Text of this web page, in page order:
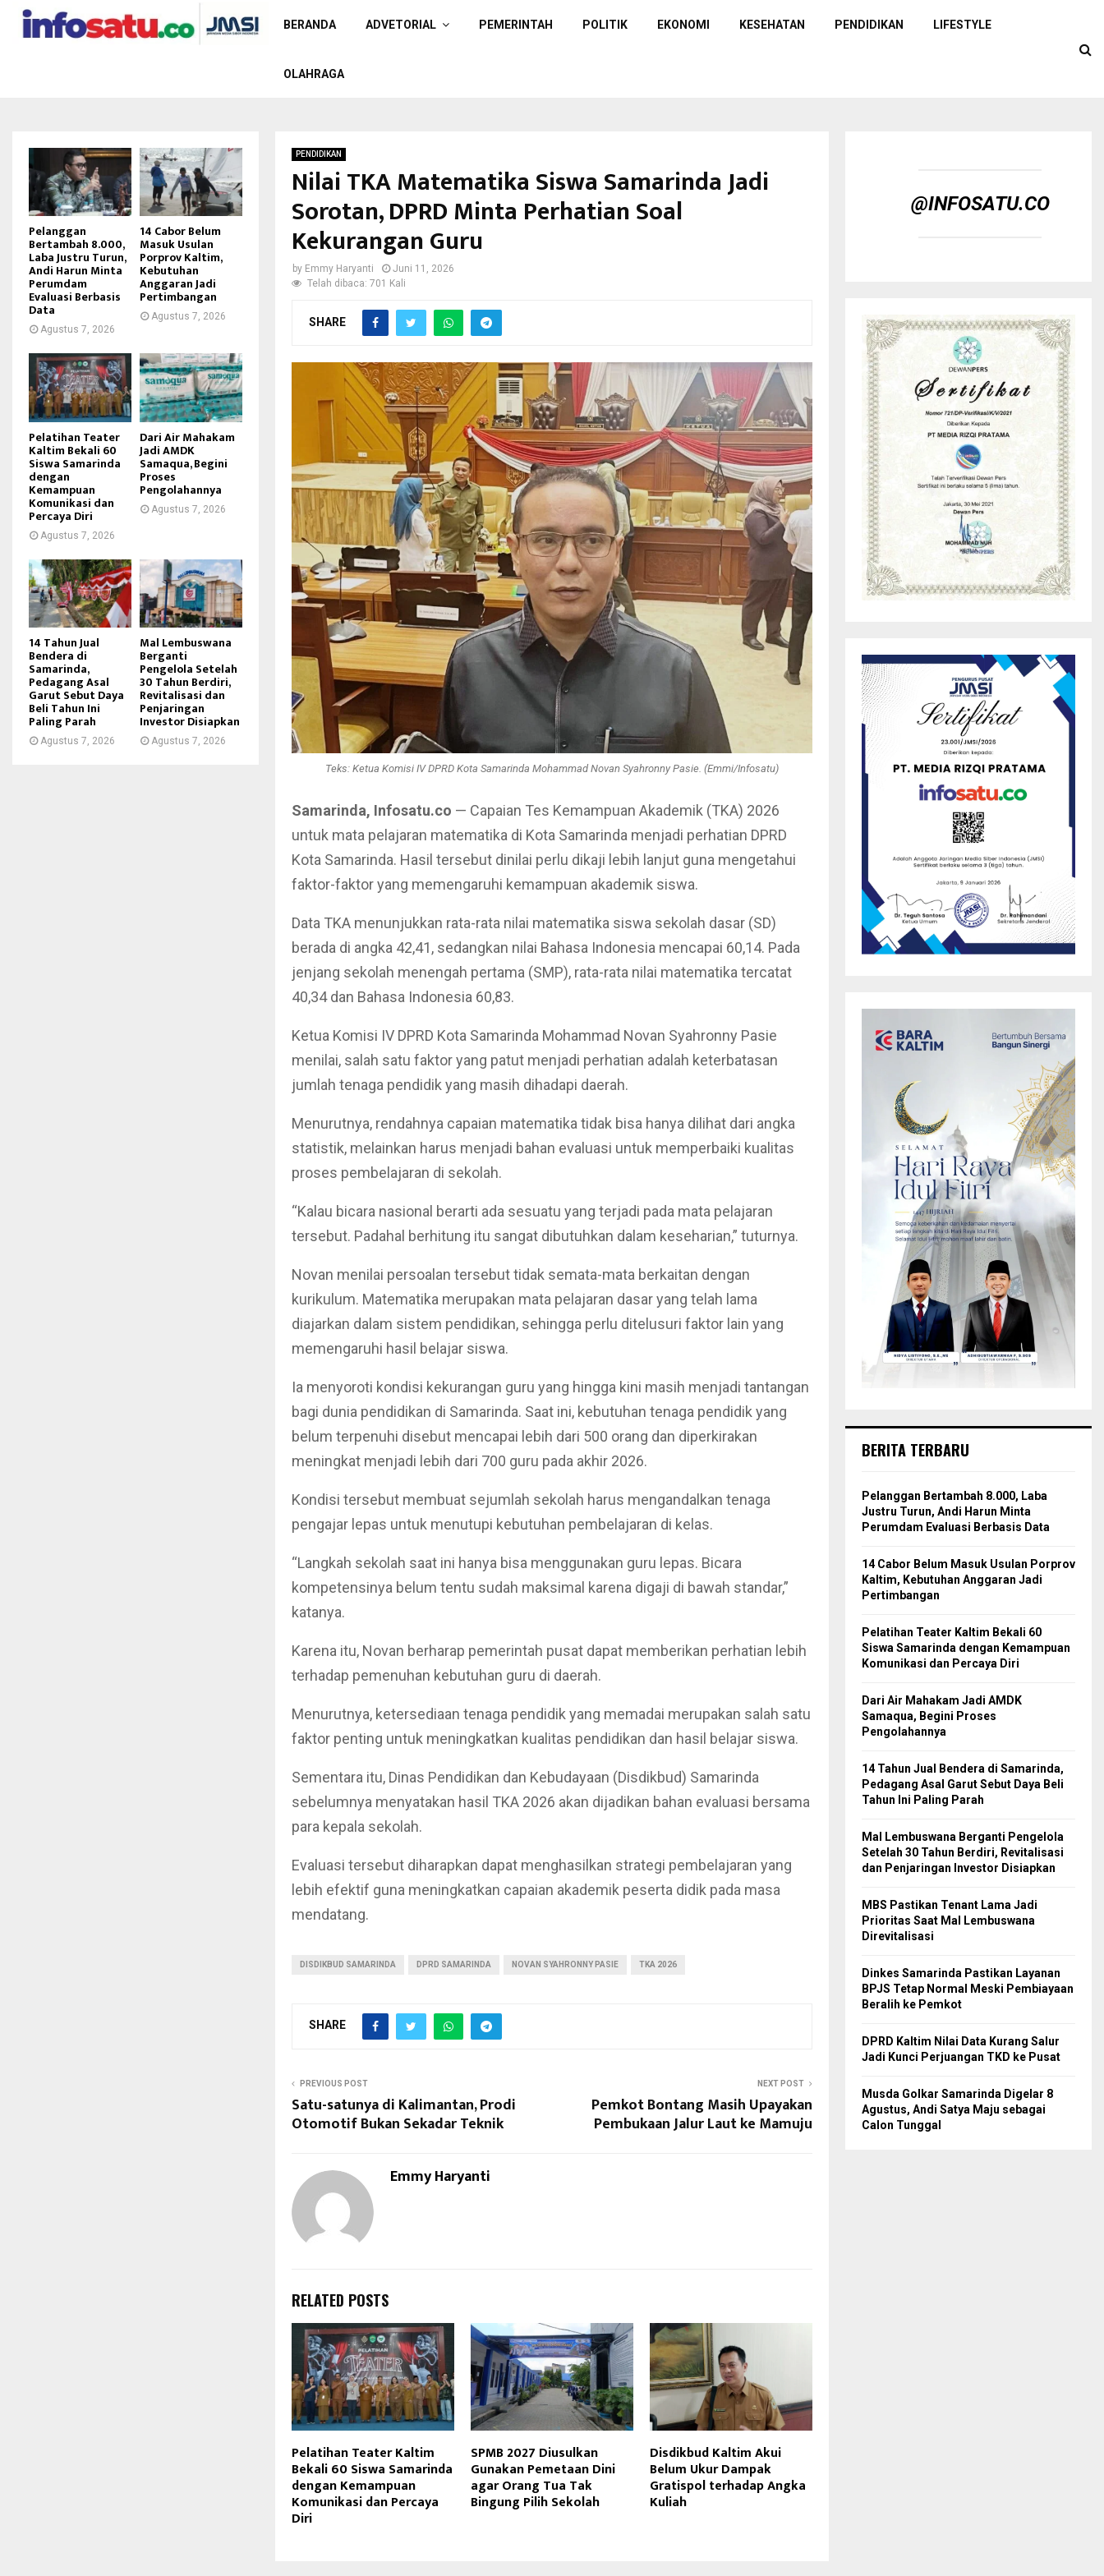
BERANDA ADVETORIAL PEMERINTAH POLITIK EKONOMI KESEHATAN PENDIDIKAN LIFESTYLE
OLAHRAGA
PENDIDIKAN
Nilai TKA Matematika Siswa Samarinda Jadi
Sorotan, DPRD Minta Perhatian Soal
Kekurangan Guru
by Emmy Haryanti
Juni 11, 2026
Telah dibaca: 701 Kali
SHARE
Teks: Ketua Komisi IV DPRD Kota Samarinda Mohammad Novan Syahronny Pasie. (Emmi/Infosatu)
Samarinda, Infosatu.co — Capaian Tes Kemampuan Akademik (TKA) 2026
untuk mata pelajaran matematika di Kota Samarinda menjadi perhatian DPRD
Kota Samarinda. Hasil tersebut dinilai perlu dikaji lebih lanjut guna mengetahui
faktor-faktor yang memengaruhi kemampuan akademik siswa.
Data TKA menunjukkan rata-rata nilai matematika siswa sekolah dasar (SD)
berada di angka 42,41, sedangkan nilai Bahasa Indonesia mencapai 60,14. Pada
jenjang sekolah menengah pertama (SMP), rata-rata nilai matematika tercatat
40,34 dan Bahasa Indonesia 60,83.
Ketua Komisi IV DPRD Kota Samarinda Mohammad Novan Syahronny Pasie
menilai, salah satu faktor yang patut menjadi perhatian adalah keterbatasan
jumlah tenaga pendidik yang masih dihadapi daerah.
Menurutnya, rendahnya capaian matematika tidak bisa hanya dilihat dari angka
statistik, melainkan harus menjadi bahan evaluasi untuk memperbaiki kualitas
proses pembelajaran di sekolah.
“Kalau bicara nasional berarti ada sesuatu yang terjadi pada mata pelajaran
tersebut. Padahal berhitung itu sangat dibutuhkan dalam keseharian,” tuturnya.
Novan menilai persoalan tersebut tidak semata-mata berkaitan dengan
kurikulum. Matematika merupakan mata pelajaran dasar yang telah lama
diajarkan dalam sistem pendidikan, sehingga perlu ditelusuri faktor lain yang
memengaruhi hasil belajar siswa.
Ia menyoroti kondisi kekurangan guru yang hingga kini masih menjadi tantangan
bagi dunia pendidikan di Samarinda. Saat ini, kebutuhan tenaga pendidik yang
belum terpenuhi disebut mencapai lebih dari 500 orang dan diperkirakan
meningkat menjadi lebih dari 700 guru pada akhir 2026.
Kondisi tersebut membuat sejumlah sekolah harus mengandalkan tenaga
pengajar lepas untuk menutupi kebutuhan pembelajaran di kelas.
“Langkah sekolah saat ini hanya bisa menggunakan guru lepas. Bicara
kompetensinya belum tentu sudah maksimal karena digaji di bawah standar,”
katanya.
Karena itu, Novan berharap pemerintah pusat dapat memberikan perhatian lebih
terhadap pemenuhan kebutuhan guru di daerah.
Menurutnya, ketersediaan tenaga pendidik yang memadai merupakan salah satu
faktor penting untuk meningkatkan kualitas pendidikan dan hasil belajar siswa.
Sementara itu, Dinas Pendidikan dan Kebudayaan (Disdikbud) Samarinda
sebelumnya menyatakan hasil TKA 2026 akan dijadikan bahan evaluasi bersama
para kepala sekolah.
Evaluasi tersebut diharapkan dapat menghasilkan strategi pembelajaran yang
lebih efektif guna meningkatkan capaian akademik peserta didik pada masa
mendatang.
DISDIKBUD SAMARINDA DPRD SAMARINDA NOVAN SYAHRONNY PASIE TKA 2026
SHARE
PREVIOUS POST
Satu-satunya di Kalimantan, Prodi
Otomotif Bukan Sekadar Teknik
NEXT POST
Pemkot Bontang Masih Upayakan
Pembukaan Jalur Laut ke Mamuju
Emmy Haryanti
RELATED POSTS
Pelatihan Teater Kaltim
Bekali 60 Siswa Samarinda
dengan Kemampuan
Komunikasi dan Percaya
Diri
SPMB 2027 Diusulkan
Gunakan Pemetaan Dini
agar Orang Tua Tak
Bingung Pilih Sekolah
Disdikbud Kaltim Akui
Belum Ukur Dampak
Gratispol terhadap Angka
Kuliah
Pelanggan
Bertambah 8.000,
Laba Justru Turun,
Andi Harun Minta
Perumdam
Evaluasi Berbasis
Data
Agustus 7, 2026
14 Cabor Belum
Masuk Usulan
Porprov Kaltim,
Kebutuhan
Anggaran Jadi
Pertimbangan
Agustus 7, 2026
Pelatihan Teater
Kaltim Bekali 60
Siswa Samarinda
dengan
Kemampuan
Komunikasi dan
Percaya Diri
Agustus 7, 2026
Dari Air Mahakam
Jadi AMDK
Samaqua, Begini
Proses
Pengolahannya
Agustus 7, 2026
14 Tahun Jual
Bendera di
Samarinda,
Pedagang Asal
Garut Sebut Daya
Beli Tahun Ini
Paling Parah
Agustus 7, 2026
Mal Lembuswana
Berganti
Pengelola Setelah
30 Tahun Berdiri,
Revitalisasi dan
Penjaringan
Investor Disiapkan
Agustus 7, 2026
@INFOSATU.CO
BERITA TERBARU
Pelanggan Bertambah 8.000, Laba
Justru Turun, Andi Harun Minta
Perumdam Evaluasi Berbasis Data
14 Cabor Belum Masuk Usulan Porprov
Kaltim, Kebutuhan Anggaran Jadi
Pertimbangan
Pelatihan Teater Kaltim Bekali 60
Siswa Samarinda dengan Kemampuan
Komunikasi dan Percaya Diri
Dari Air Mahakam Jadi AMDK
Samaqua, Begini Proses
Pengolahannya
14 Tahun Jual Bendera di Samarinda,
Pedagang Asal Garut Sebut Daya Beli
Tahun Ini Paling Parah
Mal Lembuswana Berganti Pengelola
Setelah 30 Tahun Berdiri, Revitalisasi
dan Penjaringan Investor Disiapkan
MBS Pastikan Tenant Lama Jadi
Prioritas Saat Mal Lembuswana
Direvitalisasi
Dinkes Samarinda Pastikan Layanan
BPJS Tetap Normal Meski Pembiayaan
Beralih ke Pemkot
DPRD Kaltim Nilai Data Kurang Salur
Jadi Kunci Perjuangan TKD ke Pusat
Musda Golkar Samarinda Digelar 8
Agustus, Andi Satya Maju sebagai
Calon Tunggal